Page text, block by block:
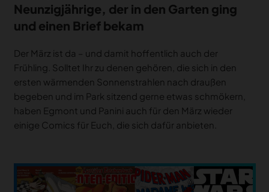
Neunzigjährige, der in den Garten ging
und einen Brief bekam
Der März ist da – und damit hoffentlich auch der
Frühling. Solltet Ihr zu denen gehören, die sich in den
ersten wärmenden Sonnenstrahlen nach draußen
begeben und im Park sitzend gerne etwas schmökern,
haben Egmont und Panini auch für den März wieder
einige Comics für Euch, die sich dafür anbieten.